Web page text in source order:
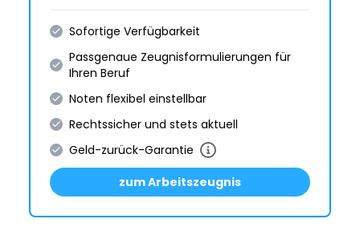
Sofortige Verfügbarkeit
Passgenaue Zeugnis­formulie­rungen für
Ihren Beruf
Noten flexibel einstellbar
Rechtssicher und stets aktuell
Geld-zurück-Garantie
zum Arbeitszeugnis